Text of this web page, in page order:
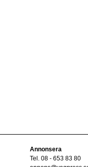
Annonsera
Tel. 08 - 653 83 80